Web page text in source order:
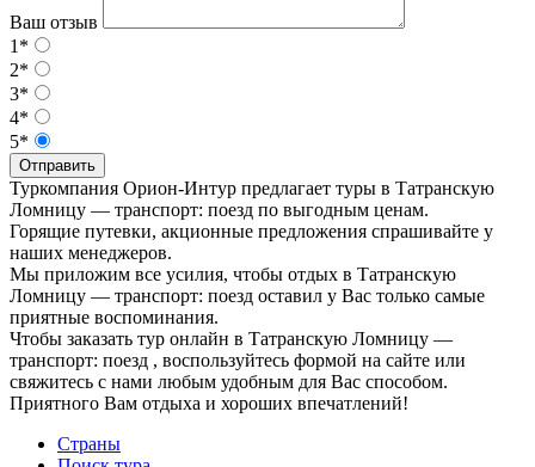
Ваш отзыв
1*
2*
3*
4*
5*
Отправить
Туркомпания Орион-Интур предлагает туры в Татранскую
Ломницу — транспорт: поезд по выгодным ценам.
Горящие путевки, акционные предложения спрашивайте у
наших менеджеров.
Мы приложим все усилия, чтобы отдых в Татранскую
Ломницу — транспорт: поезд оставил у Вас только самые
приятные воспоминания.
Чтобы заказать тур онлайн в Татранскую Ломницу —
транспорт: поезд , воспользуйтесь формой на сайте или
свяжитесь с нами любым удобным для Вас способом.
Приятного Вам отдыха и хороших впечатлений!
Страны